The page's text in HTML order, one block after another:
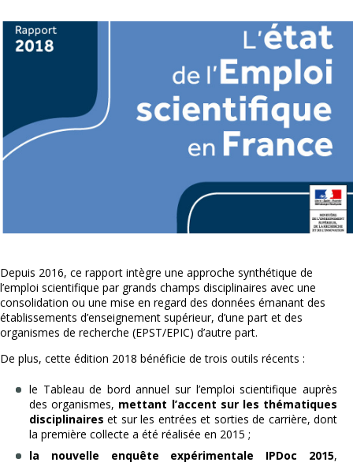
Depuis 2016, ce rapport intègre une approche synthétique de
l’emploi scientifique par grands champs disciplinaires avec une
consolidation ou une mise en regard des données émanant des
établissements d’enseignement supérieur, d’une part et des
organismes de recherche (EPST/EPIC) d’autre part.
De plus, cette édition 2018 bénéficie de trois outils récents :
le Tableau de bord annuel sur l’emploi scientifique auprès
des organismes, mettant l’accent sur les thématiques
disciplinaires et sur les entrées et sorties de carrière, dont
la première collecte a été réalisée en 2015 ;
la nouvelle enquête expérimentale IPDoc 2015,